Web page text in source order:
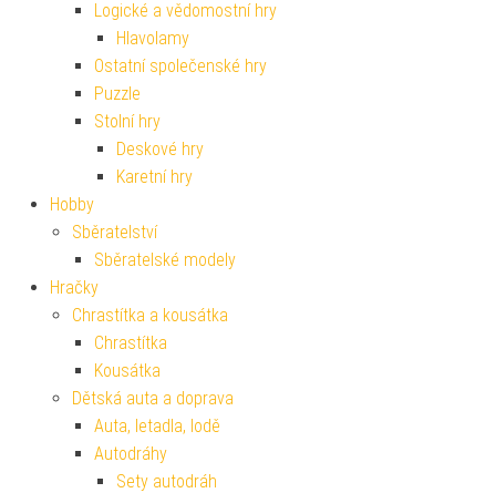
Logické a vědomostní hry
Hlavolamy
Ostatní společenské hry
Puzzle
Stolní hry
Deskové hry
Karetní hry
Hobby
Sběratelství
Sběratelské modely
Hračky
Chrastítka a kousátka
Chrastítka
Kousátka
Dětská auta a doprava
Auta, letadla, lodě
Autodráhy
Sety autodráh